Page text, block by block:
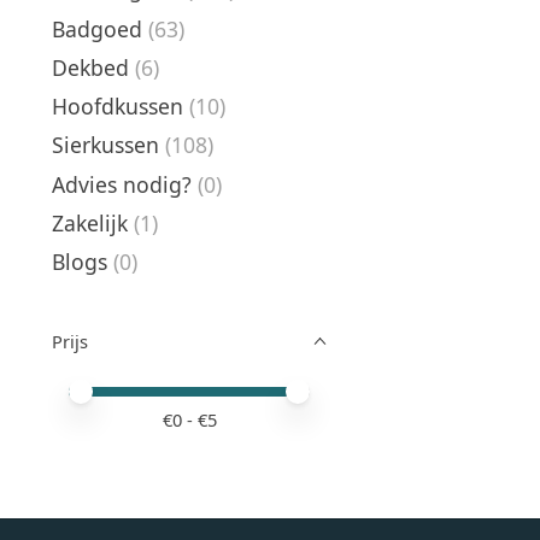
Badgoed (63)
Dekbed (6)
Hoofdkussen (10)
Sierkussen (108)
Advies nodig? (0)
Zakelijk (1)
Blogs (0)
Prijs
Minimale prijswaarde
Price maximum value
€0- €5